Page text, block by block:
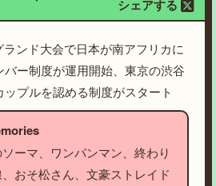
シェアする
ンド大会で日本が南アフリカに
ー制度が運用開始、東京の渋谷
プルを認める制度がスタート
ーマ、ワンパンマン、終わり
おそ松さん、文豪ストレイド